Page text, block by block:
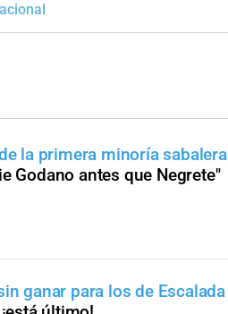
la primera minoría sabalera
Godano antes que Negrete"
ganar para los de Escalada